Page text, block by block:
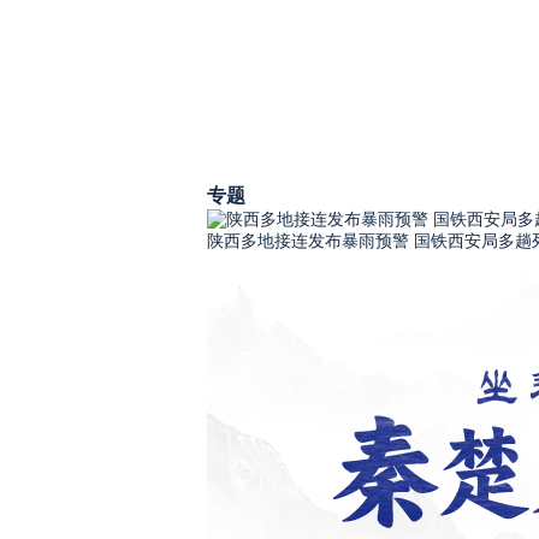
专题
陕西多地接连发布暴雨预警 国铁西安局多趟